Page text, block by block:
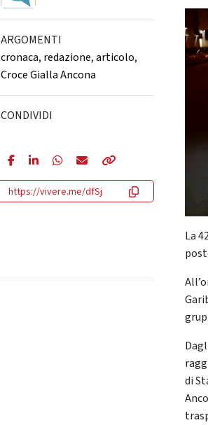
ARGOMENTI
cronaca, redazione,articolo,
Croce Gialla Ancona
CONDIVIDI
https://vivere.me/dfSj
La
di